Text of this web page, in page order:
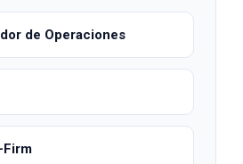
de Operaciones
Firm